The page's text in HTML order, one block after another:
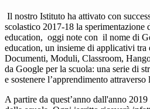
Il nostro Istituto ha attivato con
scolastico 2017-18 la sperimentazione
education, oggi note con il nome di
education, un insieme di applicativi
Documenti, Moduli, Classroom,
da Google per la scuola: una serie di
e sostenere l’apprendimento
A partire da quest’anno dall'anno